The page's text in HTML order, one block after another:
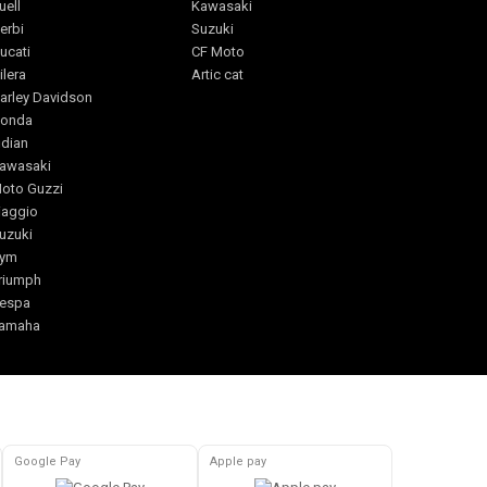
Davidson
Guzzi
Kawasaki
Suzuki
CF Moto
Artic cat
Google Pay Apple pay